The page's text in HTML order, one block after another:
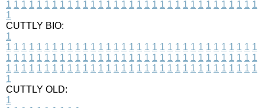
1 1 1 1 1 1 1 1 1 1 1 1 1 1 1 1 1 1 1 1 1 1 1 1 1 1 1 1 1 1 1 1 1
1
CUTTLY BIO:
1
1 1 1 1 1 1 1 1 1 1 1 1 1 1 1 1 1 1 1 1 1 1 1 1 1 1 1 1 1 1 1 1 1
1 1 1 1 1 1 1 1 1 1 1 1 1 1 1 1 1 1 1 1 1 1 1 1 1 1 1 1 1 1 1 1 1
1 1 1 1 1 1 1 1 1 1 1 1 1 1 1 1 1 1 1 1 1 1 1 1 1 1 1 1 1 1 1 1 1
1
CUTTLY OLD:
1